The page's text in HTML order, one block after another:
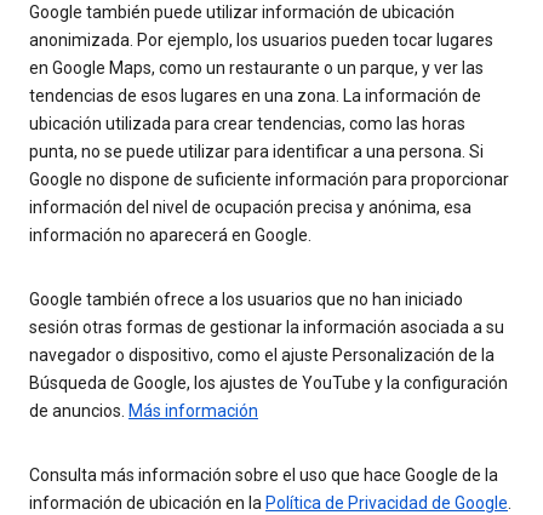
Google también puede utilizar información de ubicación
anonimizada. Por ejemplo, los usuarios pueden tocar lugares
en Google Maps, como un restaurante o un parque, y ver las
tendencias de esos lugares en una zona. La información de
ubicación utilizada para crear tendencias, como las horas
punta, no se puede utilizar para identificar a una persona. Si
Google no dispone de suficiente información para proporcionar
información del nivel de ocupación precisa y anónima, esa
información no aparecerá en Google.
Google también ofrece a los usuarios que no han iniciado
sesión otras formas de gestionar la información asociada a su
navegador o dispositivo, como el ajuste Personalización de la
Búsqueda de Google, los ajustes de YouTube y la configuración
de anuncios. Más información
Consulta más información sobre el uso que hace Google de la
información de ubicación en la Política de Privacidad de Google.